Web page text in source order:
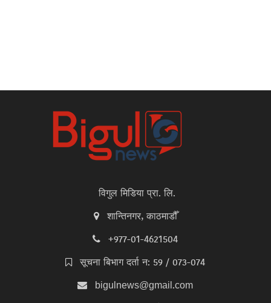
विगुल मिडिया प्रा. लि.
शान्तिनगर, काठमाडौँ
+977-01-4621504
सूचना बिभाग दर्ता न: 59 / 073-074
bigulnews@gmail.com